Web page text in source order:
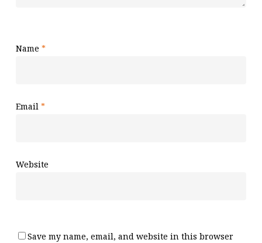
Name *
Email *
Website
Save my name, email, and website in this browser